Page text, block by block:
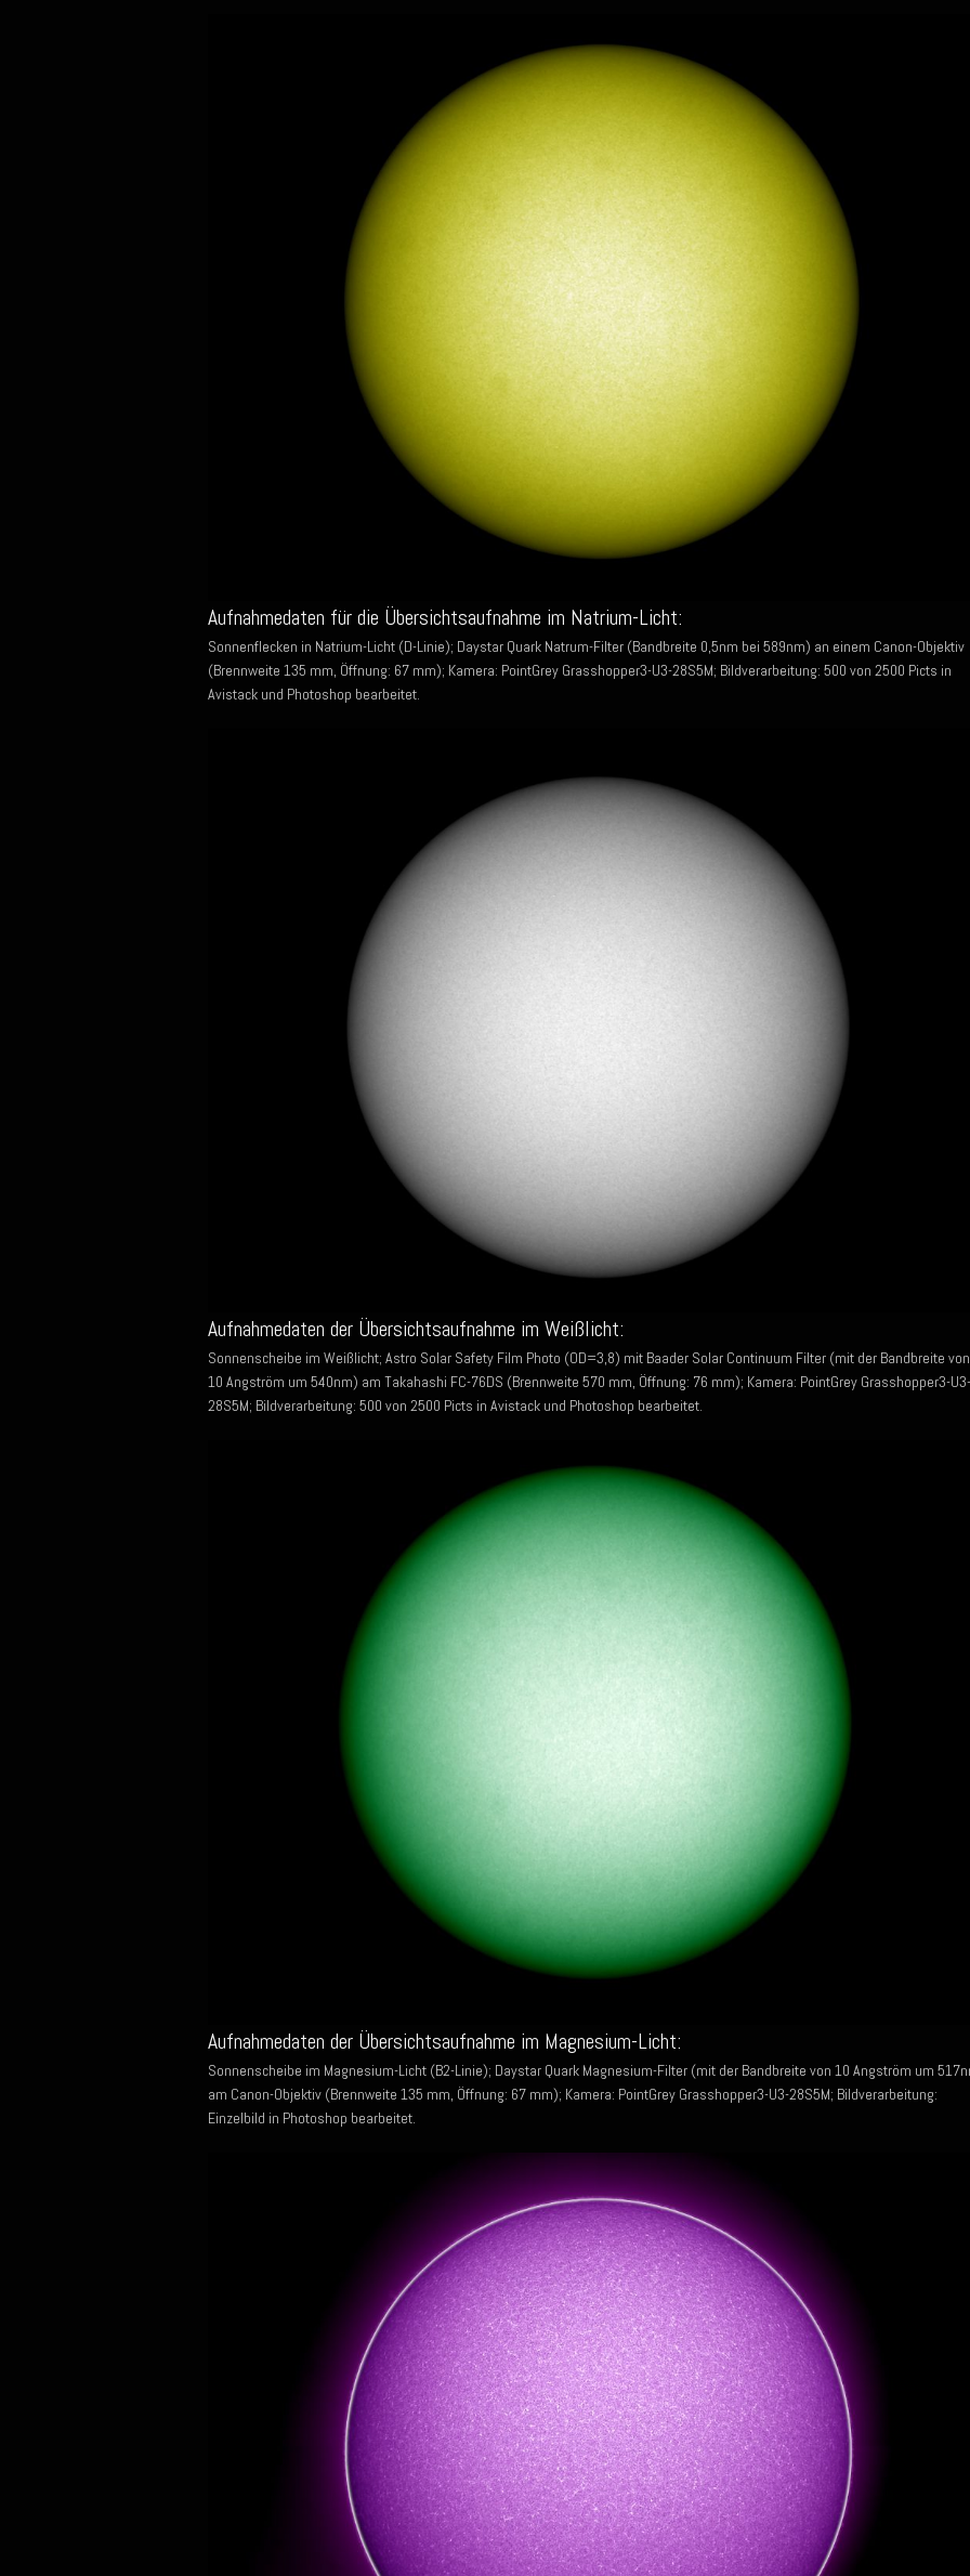
Aufnahmedaten für die Übersichtsaufnahme im Natrium-Licht:
Sonnenflecken in Natrium-Licht (D-Linie); Daystar Quark Natrum-Filter (Bandbreite 0,5nm bei 589nm) an einem Canon-Objektiv
(Brennweite 135 mm, Öffnung: 67 mm); Kamera: PointGrey Grasshopper3-U3-28S5M; Bildverarbeitung: 500 von 2500 Picts in
Avistack und Photoshop bearbeitet.
Aufnahmedaten der Übersichtsaufnahme im Weißlicht:
Sonnenscheibe im Weißlicht; Astro Solar Safety Film Photo (OD=3,8) mit Baader Solar Continuum Filter (mit der Bandbreite von
10 Angström um 540nm) am Takahashi FC-76DS (Brennweite 570 mm, Öffnung: 76 mm); Kamera: PointGrey Grasshopper3-U3-
28S5M; Bildverarbeitung: 500 von 2500 Picts in Avistack und Photoshop bearbeitet.
Aufnahmedaten der Übersichtsaufnahme im Magnesium-Licht:
Sonnenscheibe im Magnesium-Licht (B2-Linie); Daystar Quark Magnesium-Filter (mit der Bandbreite von 10 Angström um
am Canon-Objektiv (Brennweite 135 mm, Öffnung: 67 mm); Kamera: PointGrey Grasshopper3-U3-28S5M; Bildverarbeitung:
Einzelbild in Photoshop bearbeitet.